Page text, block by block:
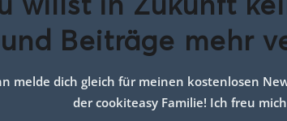
dip mit joghurt
und Beiträge mehr
melde dich gleich für meinen kostenlosen
der cookiteasy Familie! Ich freu